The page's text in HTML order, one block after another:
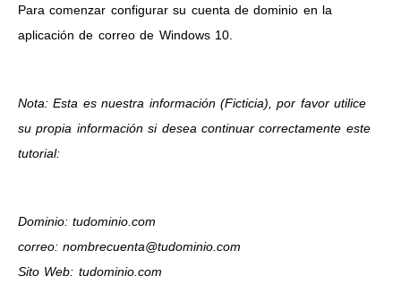
Para comenzar configurar su cuenta de dominio en la
aplicación de correo de Windows 10.
Nota: Esta es nuestra información (Ficticia), por favor utilice
su propia información si desea continuar correctamente este
tutorial:
Dominio: tudominio.com
correo: nombrecuenta@tudominio.com
Sito Web: tudominio.com